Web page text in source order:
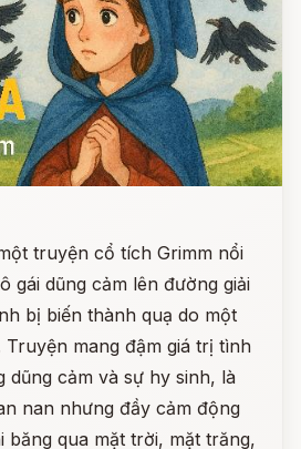
truyện cổ tích Grimm nổi
gái dũng cảm lên đường giải
bị biến thành quạ do một
Truyện mang đậm giá trị tình
dũng cảm và sự hy sinh, là
nan nhưng đầy cảm động
băng qua mặt trời, mặt trăng,